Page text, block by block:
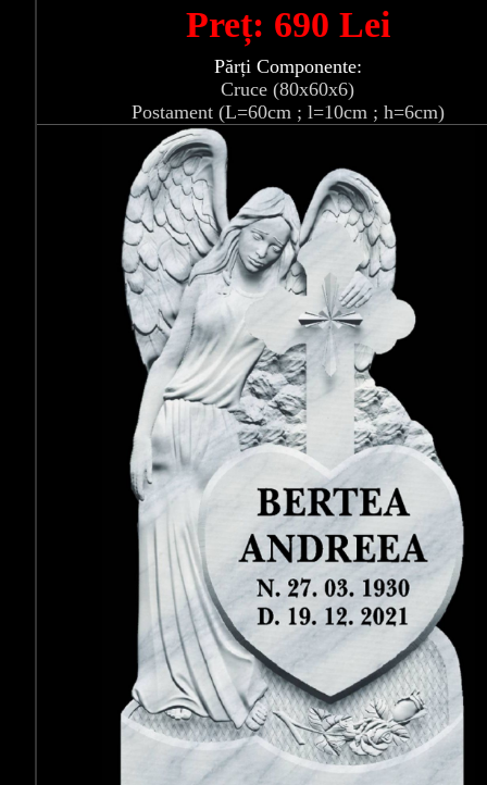
Preț: 690 Lei
Părți Componente:
Cruce (80x60x6)
Postament (L=60cm ; l=10cm ; h=6cm)